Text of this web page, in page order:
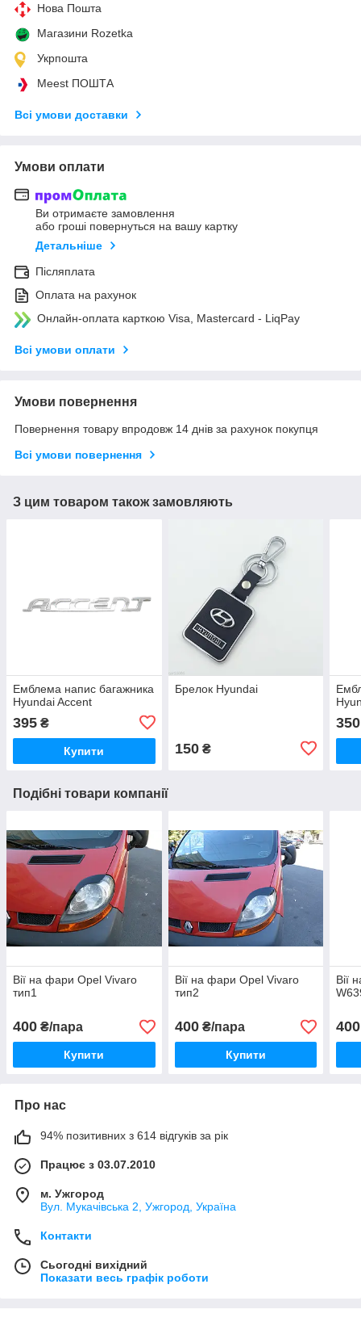
Нова Пошта
Магазини Rozetka
Укрпошта
Meest ПОШТА
Всі умови доставки
Умови оплати
Ви отримаєте замовлення
або гроші повернуться на вашу картку
Детальніше
Післяплата
Оплата на рахунок
Онлайн-оплата карткою Visa, Mastercard - LiqPay
Всі умови оплати
Умови повернення
Повернення товару впродовж 14 днів за рахунок покупця
Всі умови повернення
З цим товаром також замовляють
Емблема напис багажника
Hyundai Accent
395 ₴
Купити
Брелок Hyundai
150₴
350
Подібні товари компанії
Вії на фари Opel Vivaro
тип1
400 ₴/пара
Купити
Вії на фари Opel Vivaro
тип2
400₴/пара
Купити
Вії
400
Про нас
94% позитивних з 614 відгуків за рік
Працює з 03.07.2010
м. Ужгород
Вул. Мукачівська 2, Ужгород, Україна
Контакти
Сьогодні вихідний
Показати весь графік роботи